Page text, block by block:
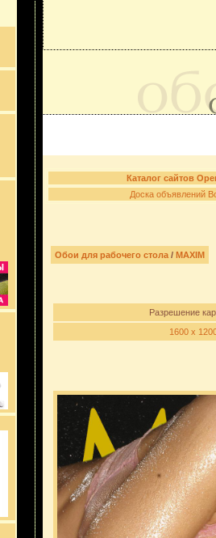
Каталог сайтов
Доска объявлений
Обои для рабочего стола / MAXIM
Разрешение
1600 x